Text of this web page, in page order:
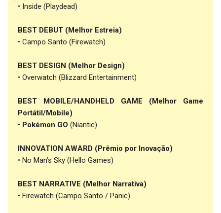
• Inside (Playdead)
BEST DEBUT (Melhor Estreia)
• Campo Santo (Firewatch)
BEST DESIGN (Melhor Design)
• Overwatch (Blizzard Entertainment)
BEST MOBILE/HANDHELD GAME (Melhor Game
Portátil/Mobile)
• Pokémon GO (Niantic)
INNOVATION AWARD (Prêmio por Inovação)
• No Man’s Sky (Hello Games)
BEST NARRATIVE (Melhor Narrativa)
• Firewatch (Campo Santo / Panic)